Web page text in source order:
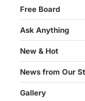
Free Board
Ask Anything
New & Hot
News from Our
Gallery